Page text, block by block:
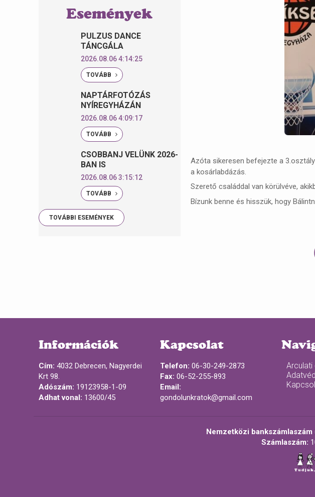
Események
PULZUS DANCE
TÁNCGÁLA
2026.08.06 4:14:25
TOVÁBB
NAPTÁRFOTÓZÁS
NYÍREGYHÁZÁN
2026.08.06 4:09:17
TOVÁBB
CSOBBANJ VELÜNK 2026-
BAN IS
2026.08.06 3:15:12
TOVÁBB
TOVÁBBI ESEMÉNYEK
Azóta sikeresen befejezte a
a kosárlabdázás.
Szerető családdal van körülvéve,
Bízunk benne és hisszük, hogy
Információk
Cím: 4032 Debrecen, Nagyerdei
Krt 98.
Adószám: 19123958-1-09
Adhat vonal: 13600/45
Kapcsolat
Telefon: 06-30-249-2873
Fax: 06-52-255-893
Email:
gondolunkratok@gmail.com
Arculati
Nemzetközi bankszámlaszám
Számlaszám: